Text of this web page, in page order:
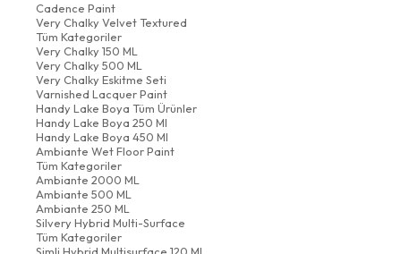
Cadence Paint
Very Chalky Velvet Textured
Tüm Kategoriler
Very Chalky 150 ML
Very Chalky 500 ML
Very Chalky Eskitme Seti
Varnished Lacquer Paint
Handy Lake Boya Tüm Ürünler
Handy Lake Boya 250 Ml
Handy Lake Boya 450 Ml
Ambiante Wet Floor Paint
Tüm Kategoriler
Ambiante 2000 ML
Ambiante 500 ML
Ambiante 250 ML
Silvery Hybrid Multi-Surface
Tüm Kategoriler